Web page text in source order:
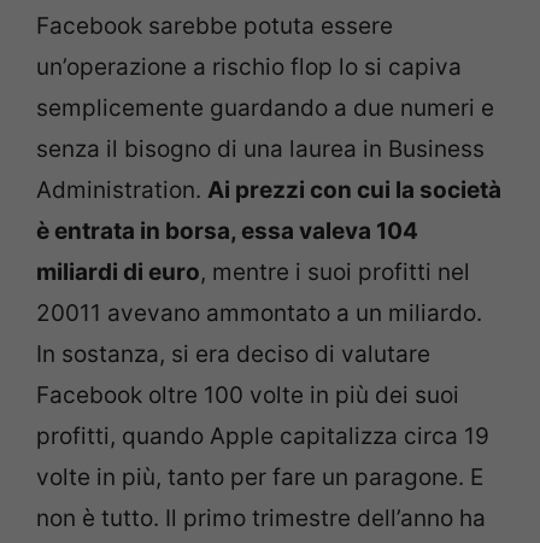
Facebook sarebbe potuta essere
un’operazione a rischio flop lo si capiva
semplicemente guardando a due numeri e
senza il bisogno di una laurea in Business
Administration. Ai prezzi con cui la società
è entrata in borsa, essa valeva 104
miliardi di euro, mentre i suoi profitti nel
20011 avevano ammontato a un miliardo.
In sostanza, si era deciso di valutare
Facebook oltre 100 volte in più dei suoi
profitti, quando Apple capitalizza circa 19
volte in più, tanto per fare un paragone. E
non è tutto. Il primo trimestre dell’anno ha